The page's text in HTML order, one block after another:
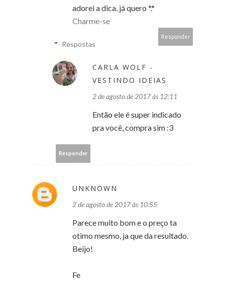
adorei a dica, já quero *.*
Charme-se
Responder
Respostas
CARLA WOLF -
VESTINDO IDEIAS
2 de agosto de 2017 às 12:11
Então ele é super indicado
pra você, compra sim :3
Responder
UNKNOWN
2 de agosto de 2017 às 10:55
Parece muito bom e o preço ta
otimo mesmo, ja que da resultado.
Beijo!
Fe